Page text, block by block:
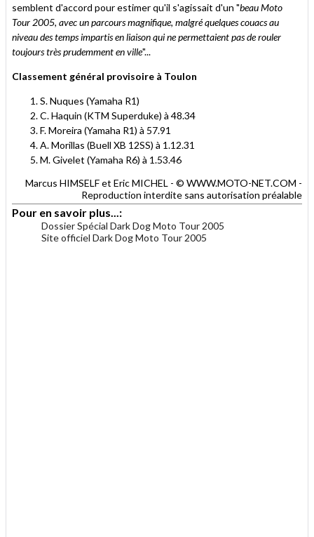
semblent d'accord pour estimer qu'il s'agissait d'un "beau Moto
Tour 2005, avec un parcours magnifique, malgré quelques couacs au
niveau des temps impartis en liaison qui ne permettaient pas de rouler
toujours très prudemment en ville"...
Classement général provisoire à Toulon
S. Nuques (Yamaha R1)
C. Haquin (KTM Superduke) à 48.34
F. Moreira (Yamaha R1) à 57.91
A. Morillas (Buell XB 12SS) à 1.12.31
M. Givelet (Yamaha R6) à 1.53.46
Marcus HIMSELF et Eric MICHEL - © WWW.MOTO-NET.COM -
Reproduction interdite sans autorisation préalable
Pour en savoir plus...:
Dossier Spécial Dark Dog Moto Tour 2005
Site officiel Dark Dog Moto Tour 2005